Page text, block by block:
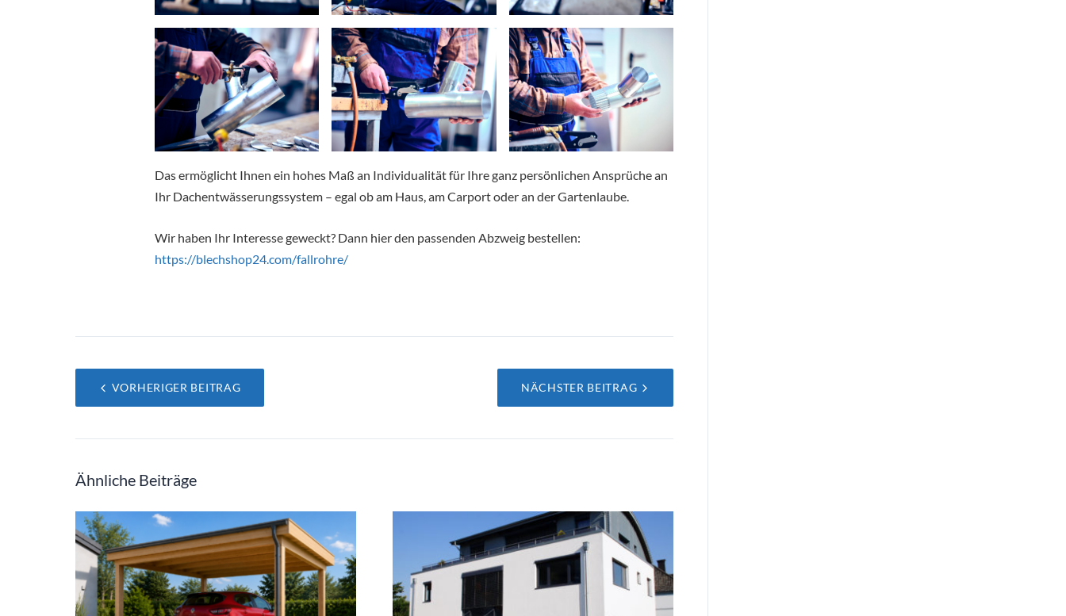
Das ermöglicht Ihnen ein hohes Maß an Individualität für Ihre ganz persönlichen Ansprüche an
Ihr Dachentwässerungssystem – egal ob am Haus, am Carport oder an der Gartenlaube.
Wir haben Ihr Interesse geweckt? Dann hier den passenden Abzweig bestellen:
https://blechshop24.com/fallrohre/
Beitragsnavigation
VORHERIGER BEITRAG NÄCHSTER BEITRAG
Ähnliche Beiträge